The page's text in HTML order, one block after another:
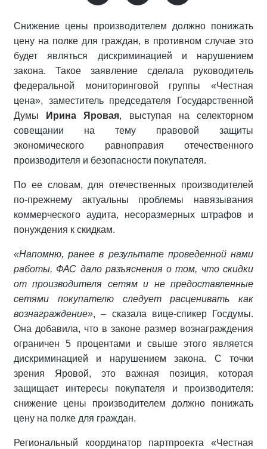
Снижение цены производителем должно понижать
цену на полке для граждан, в противном случае это
будет являться дискриминацией и нарушением
закона. Такое заявление сделала руководитель
федеральной мониторинговой группы «Честная
цена», заместитель председателя Государственной
Думы
Ирина Яровая, выступая на селекторном
совещании на тему правовой защиты
экономического равноправия отечественного
производителя и безопасности покупателя.
По ее словам, для отечественных производителей
по-прежнему актуальны проблемы навязывания
коммерческого аудита, несоразмерных штрафов и
понуждения к скидкам.
«Напомню, ранее в результате проведенной нами
работы, ФАС дало разъяснения о том, что скидки
от производителя сетям и не предоставленные
сетями покупателю следует расценивать как
вознаграждение», – сказала вице-спикер Госдумы.
Она добавила, что в законе размер вознаграждения
ограничен 5 процентами и свыше этого является
дискриминацией и нарушением закона. С точки
зрения Яровой, это важная позиция, которая
защищает интересы покупателя и производителя:
снижение цены производителем должно понижать
цену на полке для граждан.
Региональный координатор партпроекта «Честная